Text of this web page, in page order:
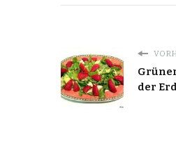
der